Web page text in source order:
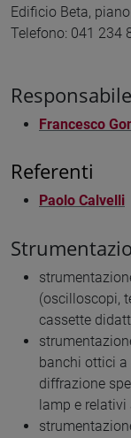
Edificio Beta,
Telefono: 041 234
Responsabile
Francesco
Referenti
Paolo Calvelli
(oscilloscopi,
cassette
banchi ottici
diffrazione
lamp e